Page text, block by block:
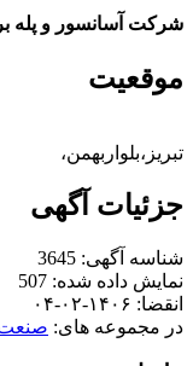
شرکت آسانسور و پله
موقعیت
تبریز،بلواربهمن،
جزئیات آگهی
شناسه آگهی: 3645
نمایش داده شده: 507
انقضا: ۱۴۰۶-۰۲-۰۴
در مجموعه های: صنعت